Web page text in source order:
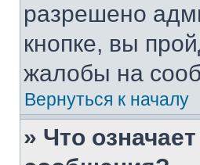
разрешено
кнопке, вы
жалобы на
Вернуться к началу
» Что